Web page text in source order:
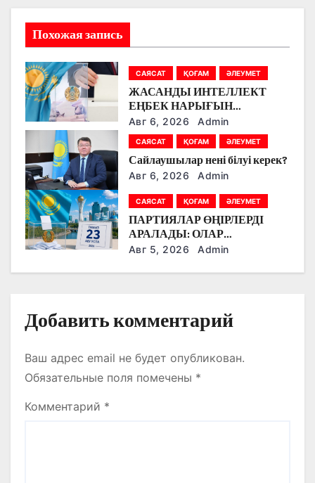
я
п
о
з
а
п
и
с
я
Похожая запись
САЯСАТ ҚОҒАМ ӘЛЕУМЕТ
ЖАСАНДЫ ИНТЕЛЛЕКТ
ЕҢБЕК НАРЫҒЫН
ӨЗГЕРТУДЕ: ПАРТИЯЛАР
БІЛІМ БЕРУ МЕН БОЛАШАҚ
МАМАНДЫҚТАРДЫ
ТАЛҚЫЛАДЫ
Авг 6, 2026 Admin
САЯСАТ ҚОҒАМ ӘЛЕУМЕТ
Сайлаушылар нені білуі керек?
Авг 6, 2026 Admin
САЯСАТ ҚОҒАМ ӘЛЕУМЕТ
ПАРТИЯЛАР ӨҢІРЛЕРДІ
АРАЛАДЫ: ОЛАР
ДӘРІГЕРЛЕРМЕН,
ФЕРМЕРЛЕРМЕН ЖӘНЕ
Авг 5, 2026 Admin
Добавить комментарий
Ваш адрес email не будет опубликован.
Обязательные поля помечены *
Комментарий *